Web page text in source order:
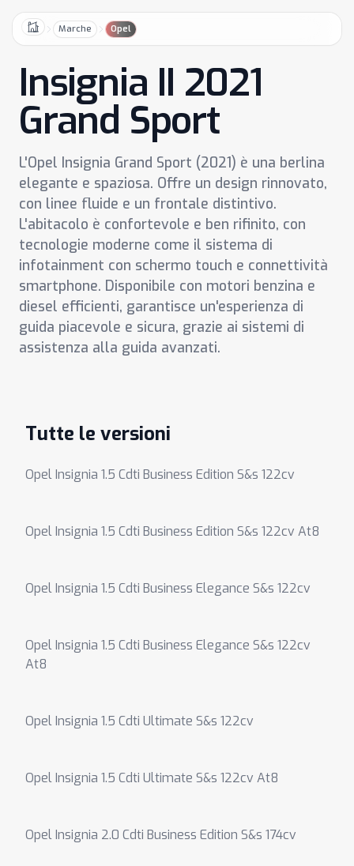
HomeMarche Opel
Insignia II 2021
Grand Sport
L'Opel Insignia Grand Sport (2021) è una berlina
elegante e spaziosa. Offre un design rinnovato,
con linee fluide e un frontale distintivo.
L'abitacolo è confortevole e ben rifinito, con
tecnologie moderne come il sistema di
infotainment con schermo touch e connettività
smartphone. Disponibile con motori benzina e
diesel efficienti, garantisce un'esperienza di
guida piacevole e sicura, grazie ai sistemi di
assistenza alla guida avanzati.
Tutte le versioni
Opel Insignia 1.5 Cdti Business Edition S&s 122cv
Opel Insignia 1.5 Cdti Business Edition S&s 122cv At8
Opel Insignia 1.5 Cdti Business Elegance S&s 122cv
Opel Insignia 1.5 Cdti Business Elegance S&s 122cv
At8
Opel Insignia 1.5 Cdti Ultimate S&s 122cv
Opel Insignia 1.5 Cdti Ultimate S&s 122cv At8
Opel Insignia 2.0 Cdti Business Edition S&s 174cv